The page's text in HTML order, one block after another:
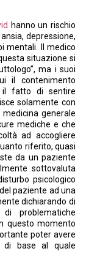
hanno un rischio
depressione,
mentali. Il medico
situazione si
ma i suoi
il contenimento
il fatto di sentire
solamente con
generale
mediche e che
ad accogliere
riferito, quasi
da un paziente
sottovaluta
psicologico
paziente ad una
dichiarando di
problematiche
questo momento
poter avere
di base al quale